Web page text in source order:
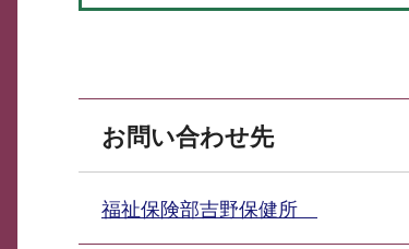
お問い合わせ先
福祉保険部吉野保健所